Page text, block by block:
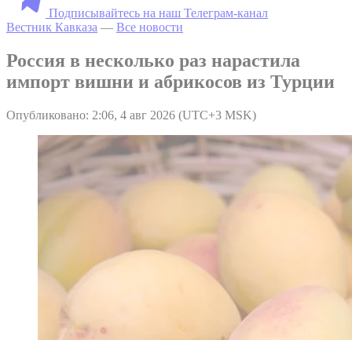
Подписывайтесь на наш Телеграм-канал
Вестник Кавказа — Все новости
Россия в несколько раз нарастила
импорт вишни и абрикосов из Турции
Опубликовано: 2:06, 4 авг 2026 (UTC+3 MSK)